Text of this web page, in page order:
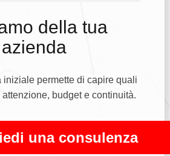
della tua
azienda
iniziale permette di capire quali
budget e continuità.
una consulenza